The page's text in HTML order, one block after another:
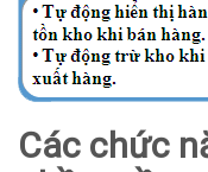
Các chức